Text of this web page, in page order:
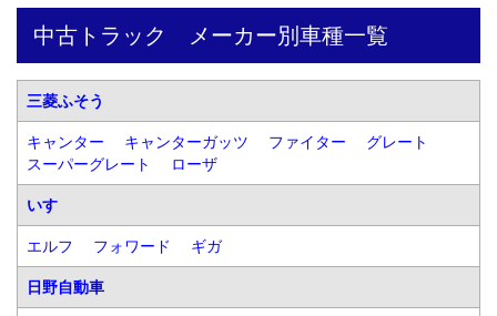
中古トラック　メーカー別車種一覧
三菱ふそう
キャンター キャンターガッツ ファイター
グレート
スーパーグレート
ローザ
いすゞ
エルフ フォワード ギガ
日野自動車